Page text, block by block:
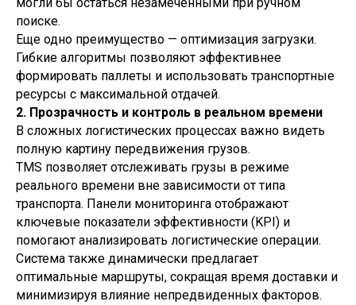
поиске.
Еще одно преимущество — оптимизация загрузки.
Гибкие алгоритмы позволяют эффективнее
формировать паллеты и использовать транспортные
ресурсы с максимальной отдачей.
2. Прозрачность и контроль в реальном времени
В сложных логистических процессах важно видеть
полную картину передвижения грузов.
TMS позволяет отслеживать грузы в режиме
реального времени вне зависимости от типа
транспорта. Панели мониторинга отображают
ключевые показатели эффективности (KPI) и
помогают анализировать логистические операции.
Система также динамически предлагает
оптимальные маршруты, сокращая время доставки и
минимизируя влияние непредвиденных факторов.